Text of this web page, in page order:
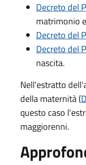
Decreto del
matrimonio
Decreto del
Decreto del
nascita.
Nell'estratto
della maternità (
questo caso
maggiorenni.